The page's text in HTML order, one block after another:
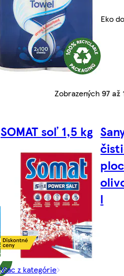
Eko
Zobrazených97 až
SOMAT soľ 1,5 kg
Viac z kategórie
l